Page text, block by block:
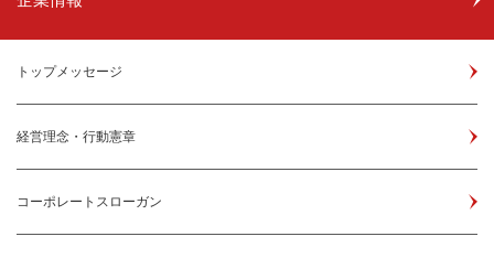
トップメッセージ
経営理念・行動憲章
コーポレートスローガン